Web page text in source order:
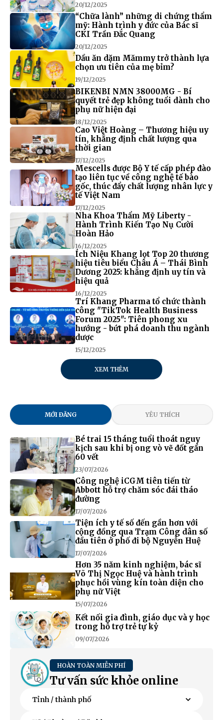
20/12/2025
“Chữa lành” những di chứng thẩm
mỹ: Hành trình y đức của Bác sĩ
CKI Trần Đắc Quang
20/12/2025
Dầu ăn dặm Mămmy trở thành lựa
chọn ưu tiên của mẹ bỉm?
19/12/2025
BIKENBI NMN 38000MG - Bí
quyết trẻ đẹp không tuổi dành cho
phụ nữ hiện đại
18/12/2025
Cao Việt Hoàng – Thương hiệu uy
tín, khẳng định chất lượng qua
thời gian
17/12/2025
Mescells được Bộ Y tế cấp phép đào
tạo liên tục về công nghệ tế bào
gốc, thúc đẩy chất lượng nhân lực y
tế Việt Nam
17/12/2025
Nha Khoa Thẩm Mỹ Liberty -
Hành Trình Kiến Tạo Nụ Cười
Hoàn Hảo
16/12/2025
Ích Niệu Khang lọt Top 20 thương
hiệu tiêu biểu Châu Á – Thái Bình
Dương 2025: khẳng định uy tín và
hiệu quả
16/12/2025
Trí Khang Pharma tổ chức thành
công "TikTok Health Business
Forum 2025": Tiên phong xu
hướng - bứt phá doanh thu ngành
dược
15/12/2025
XEM THÊM
MỚI ĐĂNG YÊU THÍCH
Bé trai 15 tháng tuổi thoát nguy
kịch sau khi bị ong vò vẽ đốt gần
60 vết
23/07/2026
Công nghệ iCGM tiên tiến từ
Abbott hỗ trợ chăm sóc đái tháo
đường
17/07/2026
Tiện ích y tế số đến gần hơn với
cộng đồng qua Trạm Công dân số
đầu tiên ở phố đi bộ Nguyễn Huệ
17/07/2026
Hơn 35 năm kinh nghiệm, bác sĩ
Võ Thị Ngọc Huệ và hành trình
phục hồi vùng kín toàn diện cho
phụ nữ Việt
15/07/2026
Kết nối gia đình, giáo dục và y học
trong hỗ trợ trẻ tự kỷ
09/07/2026
HOÀN TOÀN MIỄN PHÍ
Tư vấn sức khỏe online